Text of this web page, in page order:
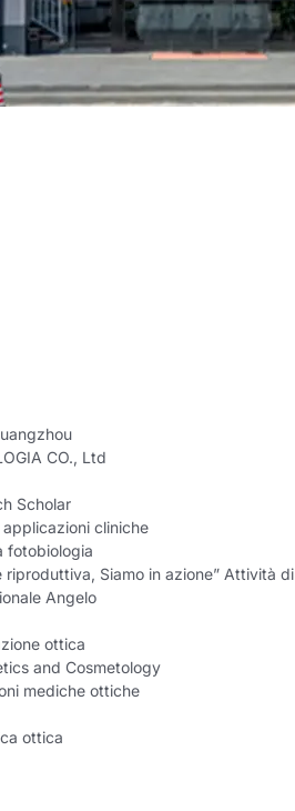
CO., Ltd
Scholar
cliniche
fotobiologia
riproduttiva, Siamo in azione” Attività di
Angelo
ottica
and Cosmetology
mediche ottiche
ottica